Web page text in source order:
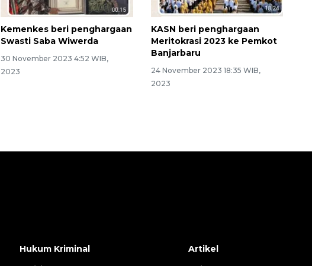
Kemenkes beri penghargaan
Swasti Saba Wiwerda
30 November 2023 4:52 WIB,
2023
KASN beri penghargaan
Meritokrasi 2023 ke Pemkot
Banjarbaru
24 November 2023 18:35 WIB,
2023
Memberantas kejahatan
jalanan Jakarta
Hukum Kriminal
Artikel